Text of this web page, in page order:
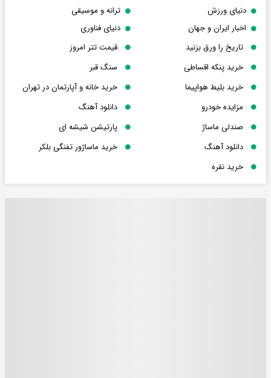
دنیای ورزش
ترانه و موسیقی
اخبار ایران و جهان
دنیای فناوری
تاریخ را ورق بزنید
قیمت تتر امروز
خرید پنکه اقساطی
سنگ قبر
خرید بلیط هواپیما
خرید خانه و آپارتمان در تهران
مزایده خودرو
دانلود آهنگ
صندلی ماساژ
پارتیشن شیشه ای
دانلود آهنگ
خرید ماساژور تفنگی بلکر
خرید نقره